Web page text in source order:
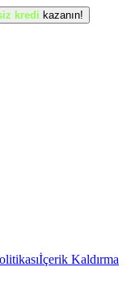
kredi kazanın!
İçerik Kaldırma